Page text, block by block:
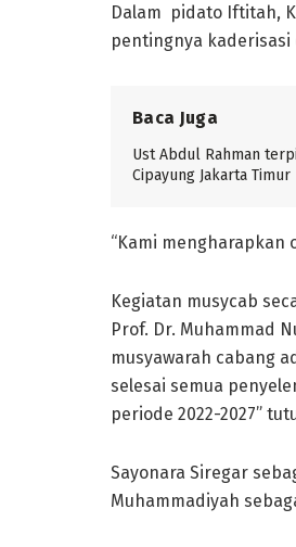
Dalam pidato Iftitah,
pentingnya
Baca Juga
Ust Abdul Rahman
Cipayung Jakarta Timur
“Kami
Kegiatan musycab
Prof. Dr. Muhammad
musyawarah cabang
selesai semua
periode 2022-2027”
Sayonara Siregar
Muhammadiyah